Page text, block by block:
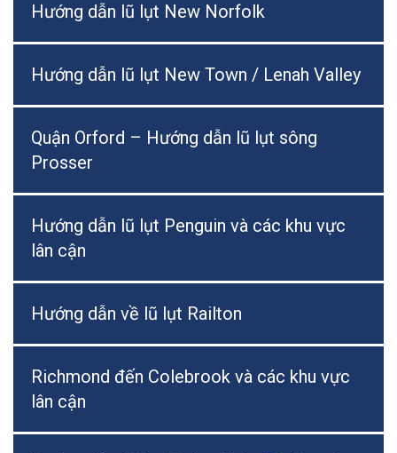
Hướng dẫn lũ lụt New Norfolk
Hướng dẫn lũ lụt New Town / Lenah Valley
Quận Orford – Hướng dẫn lũ lụt sông
Prosser
Hướng dẫn lũ lụt Penguin và các khu vực
lân cận
Hướng dẫn về lũ lụt Railton
Richmond đến Colebrook và các khu vực
lân cận